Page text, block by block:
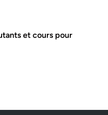
et cours pour